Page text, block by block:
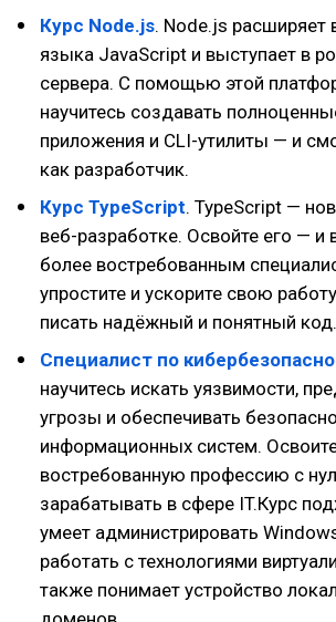
Курс Node.js. Node.js расширяет
языка JavaScript и выступает в
сервера. С помощью этой
научитесь создавать
приложения и CLI-утилиты — и
как разработчик.
Курс TypeScript. TypeScript —
веб-разработке. Освойте его — и
более востребованным
упростите и ускорите свою
писать надёжный и понятный код.
Специалист по
научитесь искать уязвимости,
угрозы и обеспечивать
информационных систем.
востребованную профессию с
зарабатывать в сфере IT.Курс
умеет администрировать
работать с технологиями
также понимает устройство